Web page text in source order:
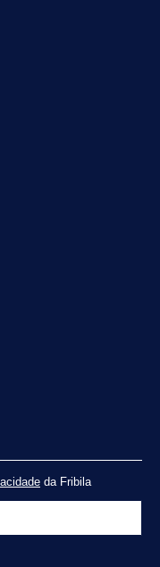
da Fribila